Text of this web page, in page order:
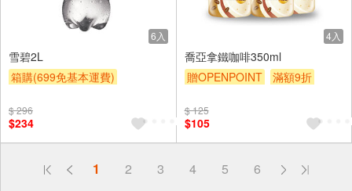
6入
雪碧2L
箱購(699免基本運費)
滿額9折
$ 296
$234
4入
喬亞拿鐵咖啡350ml
贈OPENPOINT
滿額9折
$ 125
$105
1 2 3 4 5 6
偏遠地區配送